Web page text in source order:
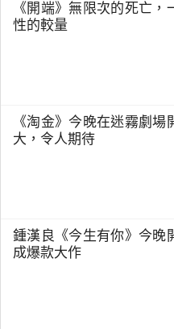
《開端》無限次的死亡
性的較量
《淘金》今晚在迷霧劇
大，令人期待
鍾漢良《今生有你》今晚
成爆款大作